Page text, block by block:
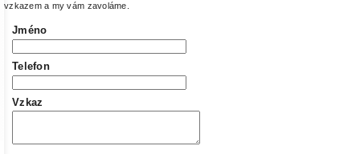
vzkazem a my vám zavoláme.
Jméno
Telefon
Vzkaz